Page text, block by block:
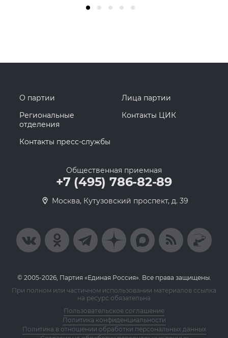
О партии
Лица партии
Региональные
отделения
Контакты ЦИК
Контакты пресс-службы
Общественная приемная
+7 (495) 786-82-89
Москва, Кутузовский проспект, д. 39
© 2005-2026, Партия «Единая Россия». Все права защищены.
При полном или частичном использовании материалов ссылка
на ресурс обязательна
Пользовательское соглашение
Политика конфиденциальности
Политика в отношении обработки персональных данных